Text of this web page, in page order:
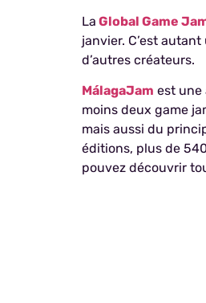
La Global Game
janvier. C’est
d’autres créateurs.
MálagaJam est une
moins deux game
mais aussi du
éditions, plus de
pouvez découvrir